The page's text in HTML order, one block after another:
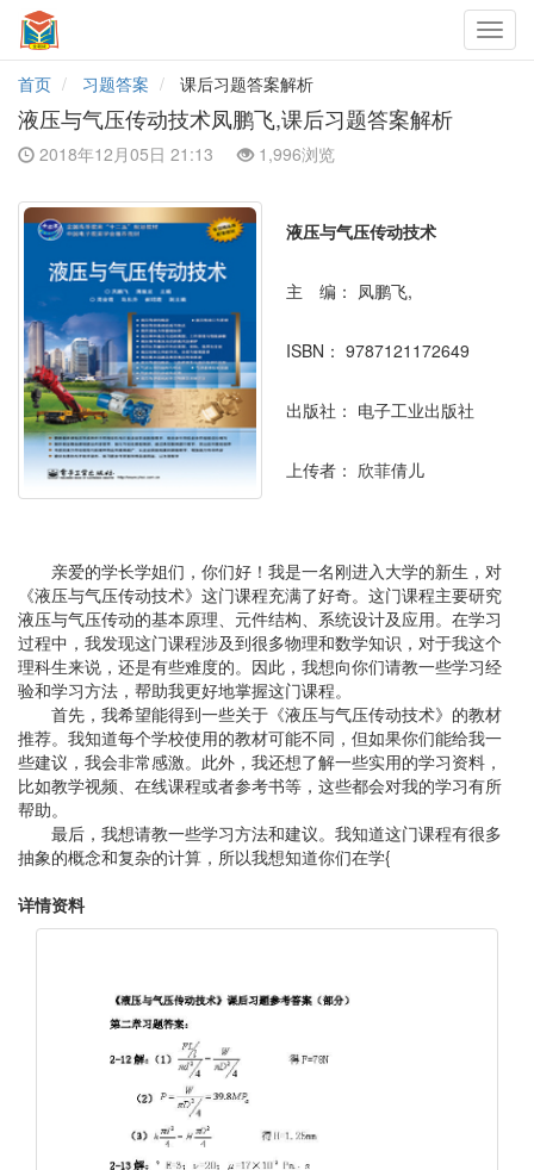
首页
习题答案 课后习题答案解析
液压与气压传动技术凤鹏飞,课后习题答案解析
2018年12月05日 21:13 1,996浏览
液压与气压传动技术
主 编： 凤鹏飞,
ISBN： 9787121172649
出版社： 电子工业出版社
上传者： 欣菲倩儿
亲爱的学长学姐们，你们好！我是一名刚进入大学的新生，对
《液压与气压传动技术》这门课程充满了好奇。这门课程主要研究
液压与气压传动的基本原理、元件结构、系统设计及应用。在学习
过程中，我发现这门课程涉及到很多物理和数学知识，对于我这个
理科生来说，还是有些难度的。因此，我想向你们请教一些学习经
验和学习方法，帮助我更好地掌握这门课程。
首先，我希望能得到一些关于《液压与气压传动技术》的教材
推荐。我知道每个学校使用的教材可能不同，但如果你们能给我一
些建议，我会非常感激。此外，我还想了解一些实用的学习资料，
比如教学视频、在线课程或者参考书等，这些都会对我的学习有所
帮助。
最后，我想请教一些学习方法和建议。我知道这门课程有很多
抽象的概念和复杂的计算，所以我想知道你们在学{
详情资料